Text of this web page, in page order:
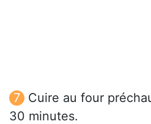
Cuire au four
30 minutes.